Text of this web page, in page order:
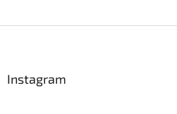
Instagram